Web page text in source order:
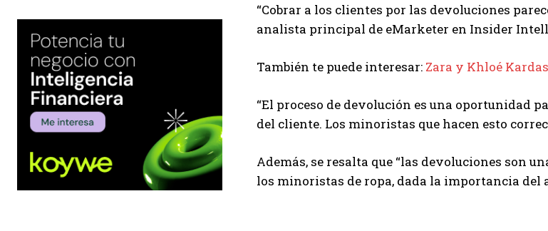
“Cobrar a los clientes por las devoluciones
analista principal de eMarketer en Insider
También te puede interesar: Zara y Khloé
“El proceso de devolución es una oportunidad
del cliente. Los minoristas que hacen esto
Además, se resalta que “las devoluciones son
los minoristas de ropa, dada la importancia del